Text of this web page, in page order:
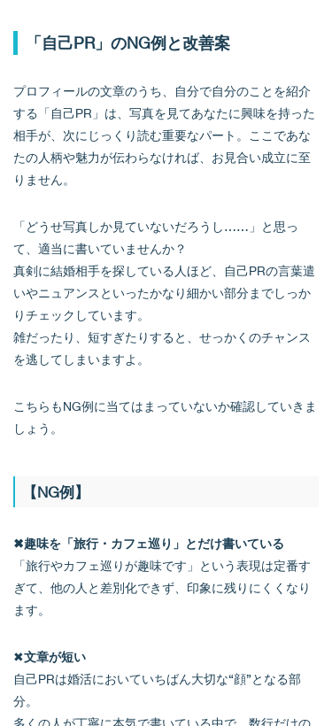
「自己PR」のNG例と改善案
プロフィールの文章のうち、自分で自分のことを紹介
する「自己PR」は、写真を見てあなたに興味を持った
相手が、次にじっくり読む重要なパート。ここであな
たの人柄や魅力が伝わらなければ、お見合い成立に至
りません。
「どうせ写真しか見ていないだろうし……」と思っ
て、適当に書いていませんか？
真剣に結婚相手を探している人ほど、自己PRの言葉遣
いやニュアンスといったかなり細かい部分までしっか
りチェックしています。
雑だったり、短すぎたりすると、せっかくのチャンス
を逃してしまいますよ。
こちらもNG例に当てはまっていないか確認していきま
しょう。
【NG例】
✖趣味を「旅行・カフェ巡り」とだけ書いている
「旅行やカフェ巡りが趣味です」という表現は定番す
ぎて、他の人と差別化できず、印象に残りにくくなり
ます。
✖文章が短い
自己PRは婚活においていちばん大切な“顔”となる部
分。